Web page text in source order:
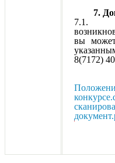
7.
7.1.
вы
8(7172)